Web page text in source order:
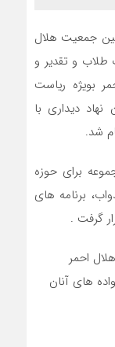
جمعیت هلال
و تقدیر و
بویژه ریاست
دیداری با
شد.
برای حوزه
برنامه های
گرفت .
احمر
های آنان